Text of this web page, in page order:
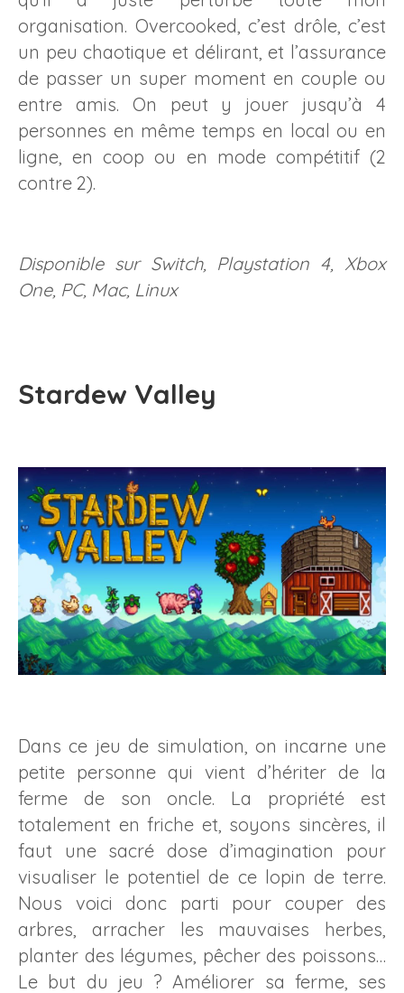
organisation. Overcooked, c’est drôle, c’est
un peu chaotique et délirant, et l’assurance
de passer un super moment en couple ou
entre amis. On peut y jouer jusqu’à 4
personnes en même temps en local ou en
ligne, en coop ou en mode compétitif (2
contre 2).
Disponible sur Switch, Playstation 4, Xbox
One, PC, Mac, Linux
Stardew Valley
Dans ce jeu de simulation, on incarne une
petite personne qui vient d’hériter de la
ferme de son oncle. La propriété est
totalement en friche et, soyons sincères, il
faut une sacré dose d’imagination pour
visualiser le potentiel de ce lopin de terre.
Nous voici donc parti pour couper des
arbres, arracher les mauvaises herbes,
planter des légumes, pêcher des poissons…
Le but du jeu ? Améliorer sa ferme, ses